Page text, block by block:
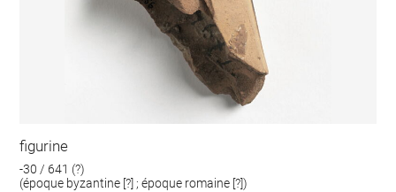
figurine
-30 / 641 (?)
(époque byzantine [?] ; époque romaine [?])